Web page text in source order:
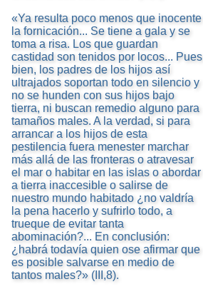
«Ya resulta poco menos que inocente
la fornicación... Se tiene a gala y se
toma a risa. Los que guardan
castidad son tenidos por locos... Pues
bien, los padres de los hijos así
ultrajados soportan todo en silencio y
no se hunden con sus hijos bajo
tierra, ni buscan remedio alguno para
tamaños males. A la verdad, si para
arrancar a los hijos de esta
pestilencia fuera menester marchar
más allá de las fronteras o atravesar
el mar o habitar en las islas o abordar
a tierra inaccesible o salirse de
nuestro mundo habitado ¿no valdría
la pena hacerlo y sufrirlo todo, a
trueque de evitar tanta
abominación?... En conclusión:
¿habrá todavía quien ose afirmar que
es posible salvarse en medio de
tantos males?» (III,8).